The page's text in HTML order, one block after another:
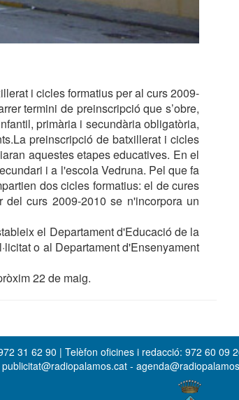
i cicles formatius per al curs 2009-
termini de preinscripció que s’obre,
primària i secundària obligatòria,
preinscripció de batxillerat i cicles
aquestes etapes educatives. En el
i a l'escola Vedruna. Pel que fa
dos cicles formatius: el de cures
curs 2009-2010 se n'incorpora un
el Departament d'Educació de la
o al Departament d'Ensenyament
22 de maig.
31 62 90 | Telèfon oficines i redacció: 972 60 09
-